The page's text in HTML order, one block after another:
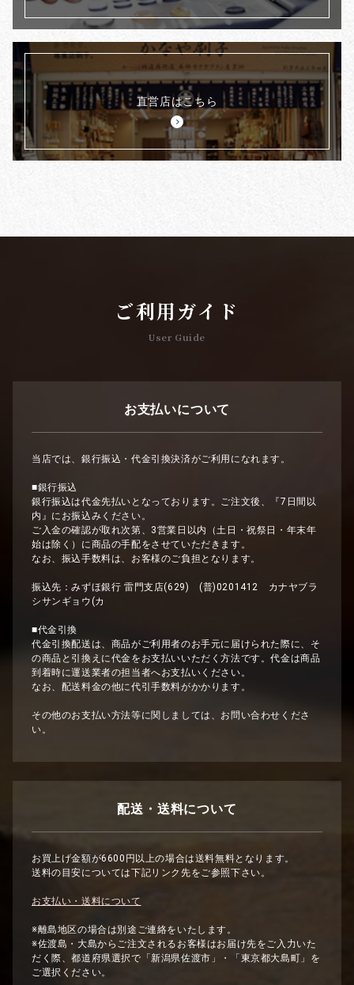
直営店はこちら
ご利用ガイド
User Guide
お支払いについて
当店では、銀行振込・代金引換決済がご利用になれます。
■銀行振込
銀行振込は代金先払いとなっております。ご注文後、『7日間以
内』にお振込みください。
ご入金の確認が取れ次第、3営業日以内（土日・祝祭日・年末年
始は除く）に商品の手配をさせていただきます。
なお、振込手数料は、お客様のご負担となります。
振込先：みずほ銀行 雷門支店(629) (普)0201412 カナヤブラ
シサンギョウ(カ
■代金引換
代金引換配送は、商品がご利用者のお手元に届けられた際に、そ
の商品と引換えに代金をお支払いいただく方法です。代金は商品
到着時に運送業者の担当者へお支払いください。
なお、配送料金の他に代引手数料がかかります。
その他のお支払い方法等に関しましては、お問い合わせくださ
い。
配送・送料について
お買上げ金額が6600円以上の場合は送料無料となります。
送料の目安については下記リンク先をご参照下さい。
お支払い・送料について
※離島地区の場合は別途ご連絡をいたします。
※佐渡島・大島からご注文されるお客様はお届け先をご入力いた
だく際、都道府県選択で「新潟県佐渡市」・「東京都大島町」を
ご選択ください。